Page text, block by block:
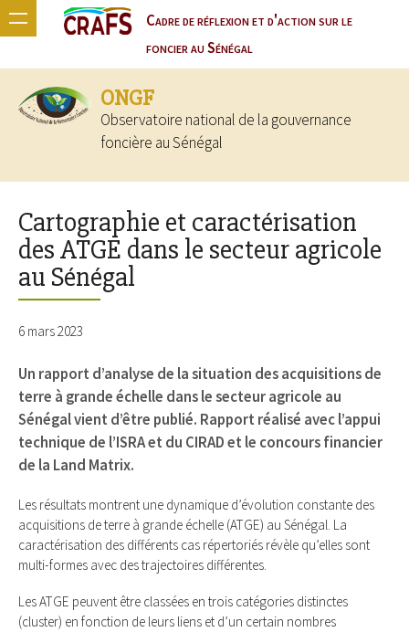
Cadre de réflexion et d'action sur le
foncier au Sénégal
ONGF
Observatoire national de la gouvernance
foncière au Sénégal
Cartographie et caractérisation
des ATGE dans le secteur agricole
au Sénégal
6 mars 2023
Un rapport d’analyse de la situation des acquisitions de
terre à grande échelle dans le secteur agricole au
Sénégal vient d’être publié. Rapport réalisé avec l’appui
technique de l’ISRA et du CIRAD et le concours financier
de la Land Matrix.
Les résultats montrent une dynamique d’évolution constante des
acquisitions de terre à grande échelle (ATGE) au Sénégal. La
caractérisation des différents cas répertoriés révèle qu’elles sont
multi-formes avec des trajectoires différentes.
Les ATGE peuvent être classées en trois catégories distinctes
(cluster) en fonction de leurs liens et d’un certain nombres